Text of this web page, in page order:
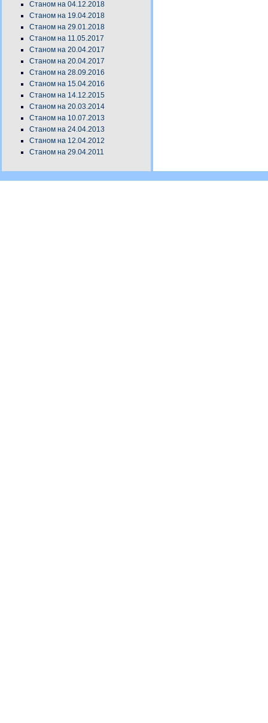
Станом на 04.12.2018
Станом на 19.04.2018
Станом на 29.01.2018
Станом на 11.05.2017
Станом на 20.04.2017
Станом на 20.04.2017
Станом на 28.09.2016
Станом на 15.04.2016
Станом на 14.12.2015
Станом на 20.03.2014
Станом на 10.07.2013
Станом на 24.04.2013
Станом на 12.04.2012
Станом на 29.04.2011